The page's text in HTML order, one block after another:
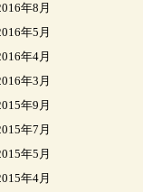
年8月
年5月
年4月
年3月
年9月
年7月
年5月
年4月